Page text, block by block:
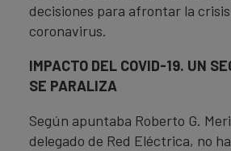
decisiones para afrontar la
coronavirus.
IMPACTO DEL COVID-19. UN
SE PARALIZA
Según apuntaba Roberto G.
delegado de Red Eléctrica, no